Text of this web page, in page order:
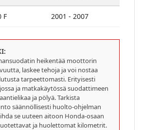
F 2001 - 2007
heikentää moottorin
laskee tehoja ja voi nostaa
tarpeettomasti. Erityisesti
ja matkakäytössä suodattimeen
ja pölyä. Tarkista
säännöllisesti huolto-ohjelman
se uuteen aitoon Honda-osaan
ja huolettomat kilometrit.